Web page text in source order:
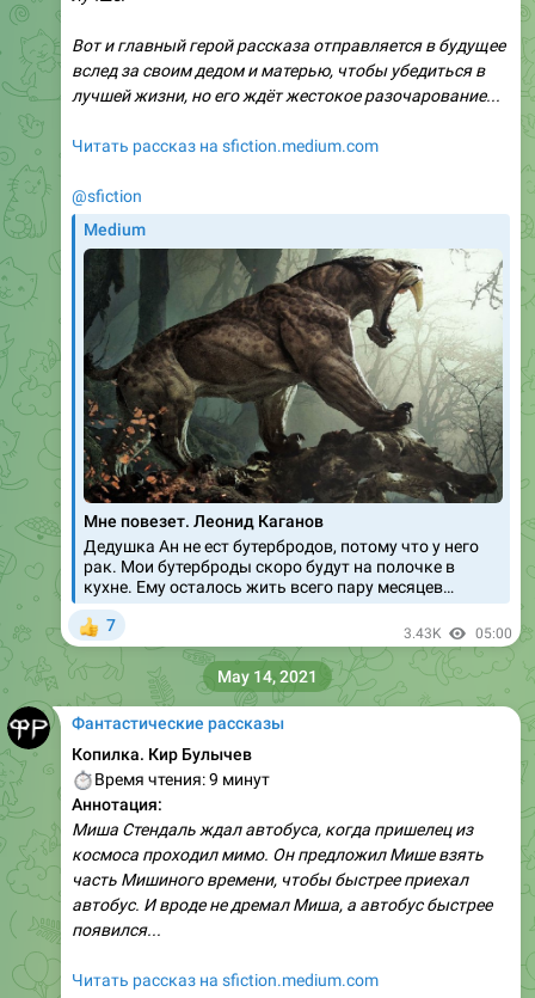
Вот и главный герой рассказа отправляется в будущее
вслед за своим дедом и матерью, чтобы убедиться в
лучшей жизни, но его ждёт жестокое разочарование...
Читать рассказ на sfiction.medium.com
@sfiction
Medium
Мне повезет. Леонид Каганов
Дедушка Ан не ест бутербродов, потому что у него
рак. Мои бутерброды скоро будут на полочке в
кухне. Ему осталось жить всего пару месяцев…
7 3.43K 05:00
Фантастические рассказы
Копилка. Кир Булычев
Время чтения: 9 минут
Аннотация:
Миша Стендаль ждал автобуса, когда пришелец из
космоса проходил мимо. Он предложил Мише взять
часть Мишиного времени, чтобы быстрее приехал
автобус. И вроде не дремал Миша, а автобус быстрее
появился...
Читать рассказ на sfiction.medium.com
May 14, 2021